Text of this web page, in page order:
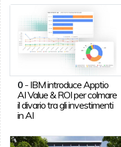
0- IBM introduce Apptio
AI Value & ROI per colmare
il divario tra gli investimenti
in AI